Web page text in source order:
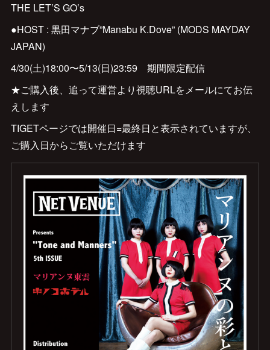
THE LET’S GO’s
●HOST : 黒田マナブ”Manabu K.Dove” (MODS MAYDAY
JAPAN)
4/30(土)18:00〜5/13(日)23:59 期間限定配信
★ご購入後、追って運営より視聴URLをメールにてお伝
えします
TIGETページでは開催日=最終日と表示されていますが、
ご購入日からご覧いただけます